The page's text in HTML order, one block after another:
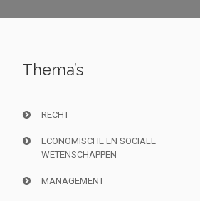
Thema’s
RECHT
ECONOMISCHE EN SOCIALE
WETENSCHAPPEN
MANAGEMENT